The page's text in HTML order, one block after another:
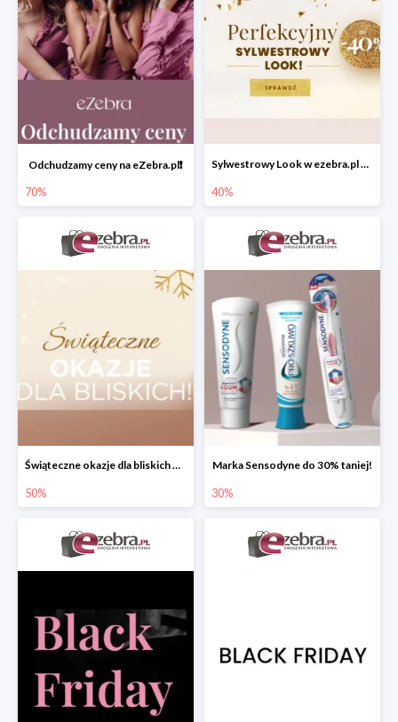
Odchudzamy ceny na eZebra.pl❗️
70%
Sylwestrowy Look w ezebra.pl do -40%
40%
Świąteczne okazje dla bliskich w ezebra.pl do -50%
50%
Marka Sensodyne do 30% taniej!
30%